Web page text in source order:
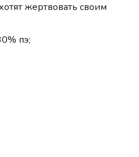
жертвовать своим
пэ;